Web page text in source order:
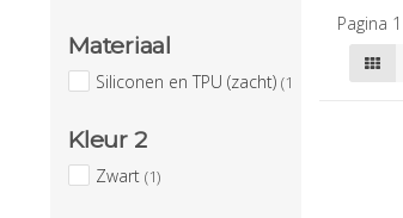
Materiaal
Siliconen en TPU (zacht) (1)
Kleur 2
Zwart (1)
Pagina